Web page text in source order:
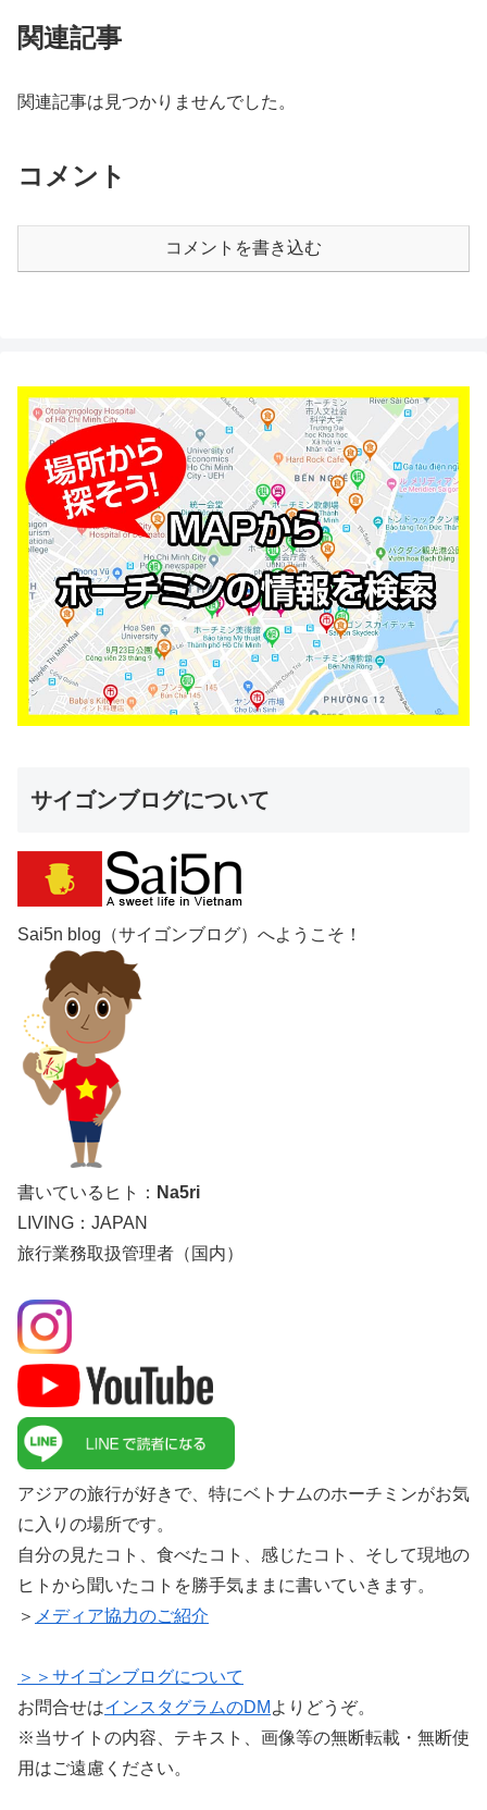
関連記事
関連記事は見つかりませんでした。
コメント
コメントを書き込む
サイゴンブログについて
Sai5n blog（サイゴンブログ）へようこそ！
書いているヒト： Na5ri
LIVING：JAPAN
旅行業務取扱管理者（国内）
アジアの旅行が好きで、特にベトナムのホーチミンがお気
に入りの場所です。
自分の見たコト、食べたコト、感じたコト、そして現地の
ヒトから聞いたコトを勝手気ままに書いていきます。
＞ メディア協力のご紹介
＞＞サイゴンブログについて
お問合せはインスタグラムのDM よりどうぞ。
※当サイトの内容、テキスト、画像等の無断転載・無断使
用はご遠慮ください。